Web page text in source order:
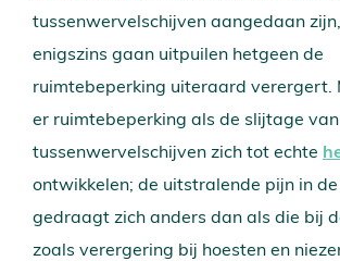
tussenwervelschijven aangedaan
enigszins gaan uitpuilen hetgeen de
ruimtebeperking uiteraard verergert.
er ruimtebeperking als de slijtage
tussenwervelschijven zich tot echte
ontwikkelen; de uitstralende pijn in
gedraagt zich anders dan als die bij
zoals verergering bij hoesten en